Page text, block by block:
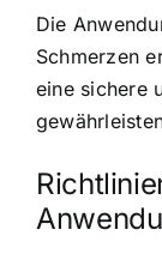
Die
Schmerzen
eine sichere